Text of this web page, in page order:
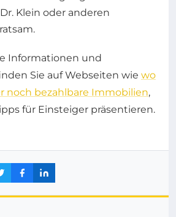
Klein oder anderen
Informationen und
Sie auf Webseiten wie wo
noch bezahlbare Immobilien,
für Einsteiger präsentieren.